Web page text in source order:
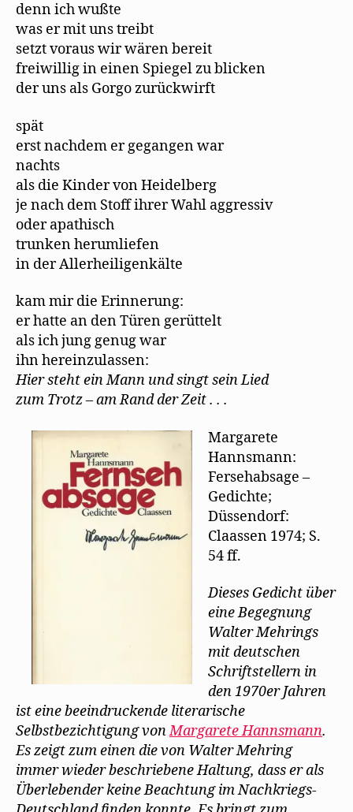
denn ich wußte
was er mit uns treibt
setzt voraus wir wären bereit
freiwillig in einen Spiegel zu blicken
der uns als Gorgo zurückwirft
spät
erst nachdem er gegangen war
nachts
als die Kinder von Heidelberg
je nach dem Stoff ihrer Wahl aggressiv
oder apathisch
trunken herumliefen
in der Allerheiligenkälte
kam mir die Erinnerung:
er hatte an den Türen gerüttelt
als ich jung genug war
ihn hereinzulassen:
Hier steht ein Mann und singt sein Lied
zum Trotz – am Rand der Zeit . . .
Margarete
Hannsmann:
Fersehabsage –
Gedichte;
Düssendorf:
Claassen 1974; S.
54 ff.
Dieses Gedicht über
eine Begegnung
Walter Mehrings
mit deutschen
Schriftstellern in
den 1970er Jahren
ist eine beeindruckende literarische
Selbstbezichtigung vonMargarete Hannsmann.
Es zeigt zum einen die von Walter Mehring
immer wieder beschriebene Haltung, dass er als
Überlebender keine Beachtung im Nachkriegs-